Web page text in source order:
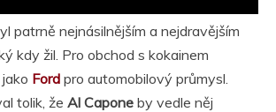
patrně nejnásilnějším a nejdravějším
kdy žil. Pro obchod s kokainem
Ford pro automobilový průmysl.
tolik, že Al Capone by vedle něj